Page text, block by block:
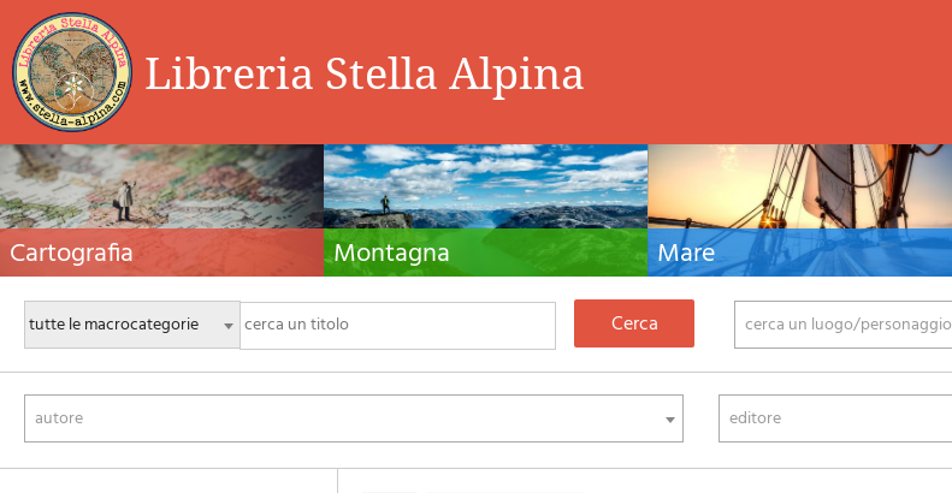
Libreria Stella Alpina
Cartografia
Carte escursionistiche, carte stradali e atlanti,
cartografia d'Italia e di tutto il mondo. Carte dei
sentieri, cartografia per il cicloturismo e
mountain bike
Montagna
Guide alpinistiche, guide escursionistiche,
manuali tecnici per l'alpinismo estivo ed
invernale. Letteratura e filmografia di montagna
Mare
Manuali nautici, cartografia nautica, libri e
letteratura per la barca a vela e motore
cerca un luogo/personaggio
autore editore